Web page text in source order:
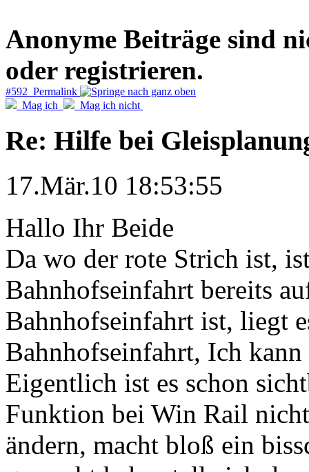
Anonyme Beiträge sind
oder registrieren.
#592 Permalink
Mag ich
Mag ich nicht
Re: Hilfe bei
17.Mär.10 18:53:55
Hallo Ihr Beide
Da wo der rote Strich ist,
Bahnhofseinfahrt bereits
Bahnhofseinfahrt ist, liegt
Bahnhofseinfahrt, Ich
Eigentlich ist es schon
Funktion bei Win Rail
ändern, macht bloß ein